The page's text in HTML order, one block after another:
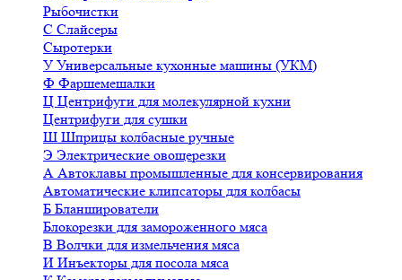
Рыбочистки
С Слайсеры
Сыротерки
У Универсальные кухонные машины (УКМ)
Ф Фаршемешалки
Ц Центрифуги для молекулярной кухни
Центрифуги для сушки
Ш Шприцы колбасные ручные
Э Электрические овощерезки
А Автоклавы промышленные для консервирования
Автоматические клипсаторы для колбасы
Б Бланширователи
Блокорезки для замороженного мяса
В Волчки для измельчения мяса
И Инъекторы для посола мяса